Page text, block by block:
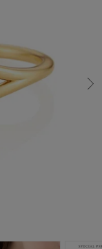
DOUCE４℃
てのジュエリー